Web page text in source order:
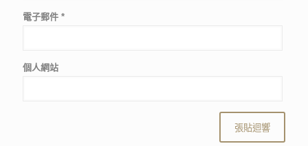
電子郵件 *
個人網站